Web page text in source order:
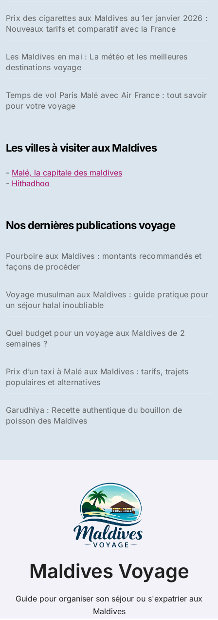
Prix des cigarettes aux Maldives au 1er janvier 2026 :
Nouveaux tarifs et comparatif avec la France
Les Maldives en mai : La météo et les meilleures
destinations voyage
Temps de vol Paris Malé avec Air France : tout savoir
pour votre voyage
Les villes à visiter aux Maldives
- Malé, la capitale des maldives
- Hithadhoo
Nos dernières publications voyage
Pourboire aux Maldives : montants recommandés et
façons de procéder
Voyage musulman aux Maldives : guide pratique pour
un séjour halal inoubliable
Quel budget pour un voyage aux Maldives de 2
semaines ?
Prix d’un taxi à Malé aux Maldives : tarifs, trajets
populaires et alternatives
Garudhiya : Recette authentique du bouillon de
poisson des Maldives
Maldives Voyage
Guide pour organiser son séjour ou s'expatrier aux
Maldives